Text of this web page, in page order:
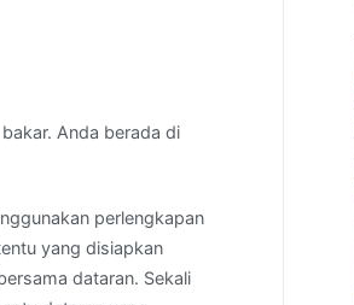
Anda berada di
perlengkapan
yang disiapkan
dataran. Sekali